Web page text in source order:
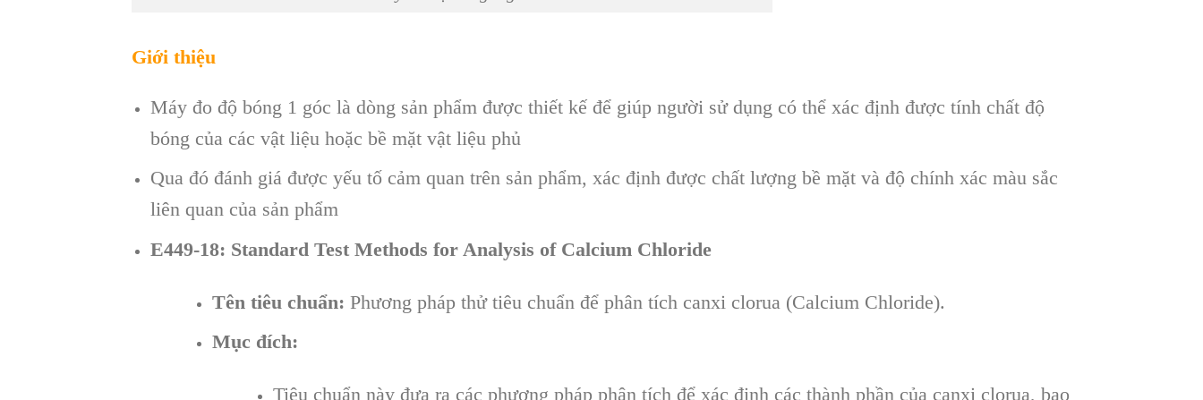
Giới thiệu
Máy đo độ bóng 1 góc là dòng sản phẩm được thiết kế để giúp người sử dụng có thể xác định được tính chất độ
bóng của các vật liệu hoặc bề mặt vật liệu phủ
Qua đó đánh giá được yếu tố cảm quan trên sản phẩm, xác định được chất lượng bề mặt và độ chính xác màu sắc
liên quan của sản phẩm
E449-18: Standard Test Methods for Analysis of Calcium Chloride
Tên tiêu chuẩn: Phương pháp thử tiêu chuẩn để phân tích canxi clorua (Calcium Chloride).
Mục đích:
Tiêu chuẩn này đưa ra các phương pháp phân tích để xác định các thành phần của canxi clorua, bao